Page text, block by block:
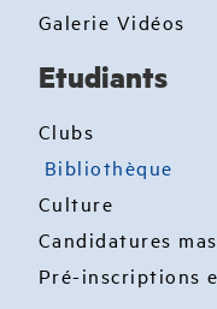
Galerie Vidéos
Etudiants
Clubs
Bibliothèque
Culture
Candidatures
Pré-inscriptions